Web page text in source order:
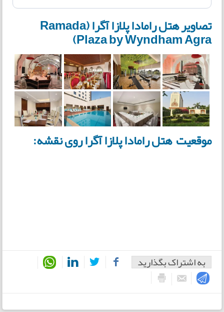
تصاویر هتل رامادا پلازا آگرا (Ramada
Plaza by Wyndham Agra)
موقعیت هتل رامادا پلازا آگرا روی نقشه:
به اشتراک بگذارید